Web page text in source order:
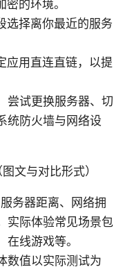
的环境。
选择离你最近的服务
应用直连直链，以提
尝试更换服务器、切
统防火墙与网络设
文与对比形式）
务器距离、网络拥
实际体验常见场景包
线游戏等。
数值以实际测试为